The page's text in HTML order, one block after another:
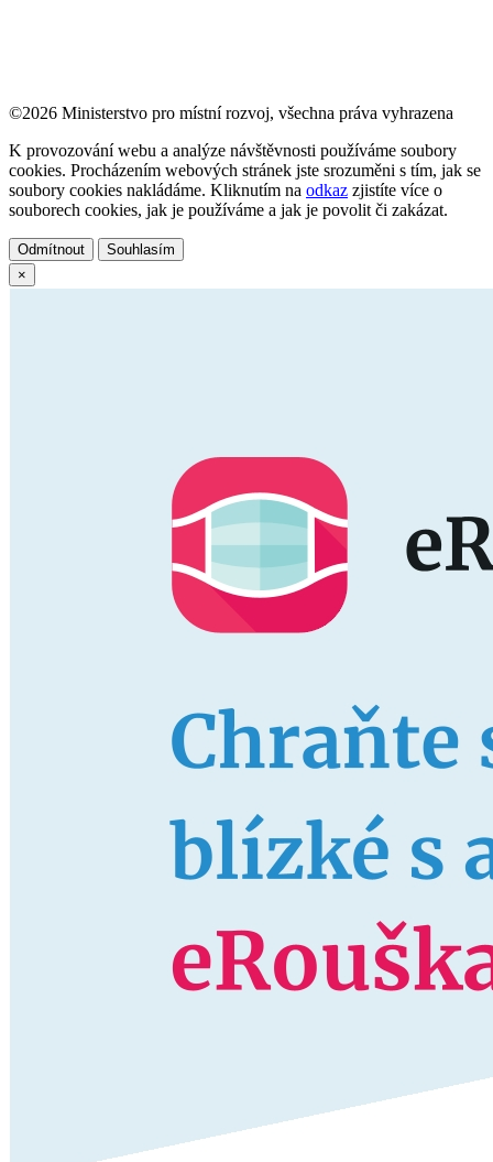
©2026 Ministerstvo pro místní rozvoj, všechna práva vyhrazena
K provozování webu a analýze návštěvnosti používáme soubory
cookies. Procházením webových stránek jste srozuměni s tím, jak se
soubory cookies nakládáme. Kliknutím na odkaz zjistíte více o
souborech cookies, jak je používáme a jak je povolit či zakázat.
Odmítnout
Souhlasím
×